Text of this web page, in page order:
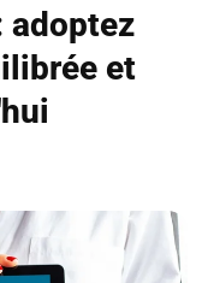
adoptez
et